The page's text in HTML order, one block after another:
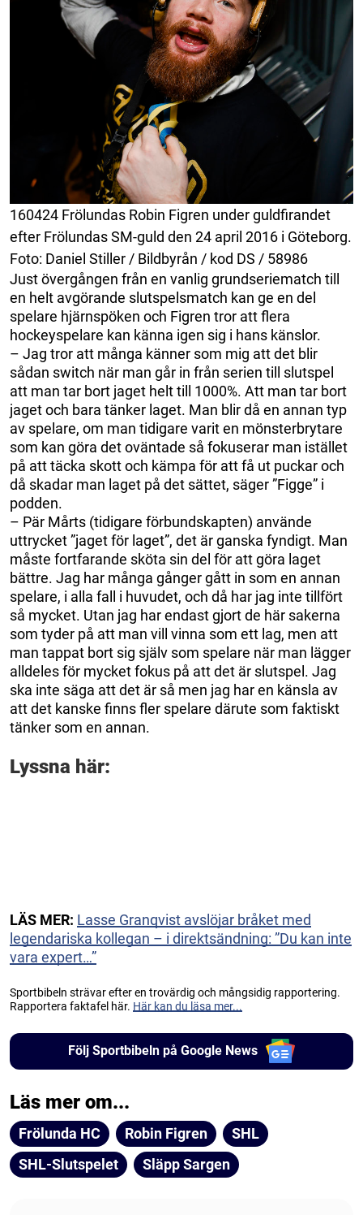
160424 Frölundas Robin Figren under guldfirandet
efter Frölundas SM-guld den 24 april 2016 i Göteborg.
Foto: Daniel Stiller / Bildbyrån / kod DS / 58986
Just övergången från en vanlig grundseriematch till
en helt avgörande slutspelsmatch kan ge en del
spelare hjärnspöken och Figren tror att flera
hockeyspelare kan känna igen sig i hans känslor.
– Jag tror att många känner som mig att det blir
sådan switch när man går in från serien till slutspel
att man tar bort jaget helt till 1000%. Att man tar bort
jaget och bara tänker laget. Man blir då en annan typ
av spelare, om man tidigare varit en mönsterbrytare
som kan göra det oväntade så fokuserar man istället
på att täcka skott och kämpa för att få ut puckar och
då skadar man laget på det sättet, säger ”Figge” i
podden.
– Pär Mårts (tidigare förbundskapten) använde
uttrycket ”jaget för laget”, det är ganska fyndigt. Man
måste fortfarande sköta sin del för att göra laget
bättre. Jag har många gånger gått in som en annan
spelare, i alla fall i huvudet, och då har jag inte tillfört
så mycket. Utan jag har endast gjort de här sakerna
som tyder på att man vill vinna som ett lag, men att
man tappat bort sig själv som spelare när man lägger
alldeles för mycket fokus på att det är slutspel. Jag
ska inte säga att det är så men jag har en känsla av
att det kanske finns fler spelare därute som faktiskt
tänker som en annan.
Lyssna här:
LÄS MER: Lasse Granqvist avslöjar bråket med
legendariska kollegan – i direktsändning: ”Du kan inte
vara expert…”
Sportbibeln strävar efter en trovärdig och mångsidig rapportering.
Rapportera faktafel här. Här kan du läsa mer...
Följ Sportbibeln på Google News
Läs mer om...
Frölunda HC Robin Figren
SHL
SHL-Slutspelet
Släpp Sargen